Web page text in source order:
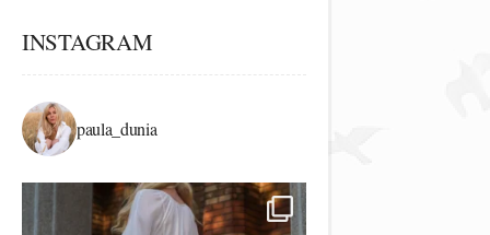
INSTAGRAM
paula_dunia